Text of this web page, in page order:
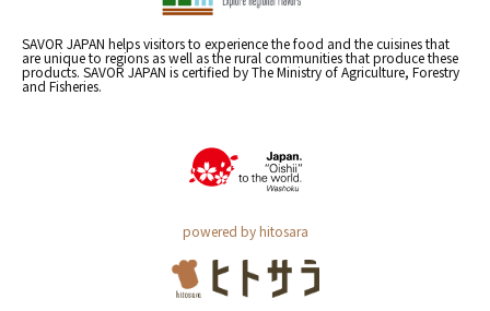
SAVOR JAPAN helps visitors to experience the food and the cuisines that
are unique to regions as well as the rural communities that produce these
products. SAVOR JAPAN is certified by The Ministry of Agriculture, Forestry
and Fisheries.
powered by hitosara